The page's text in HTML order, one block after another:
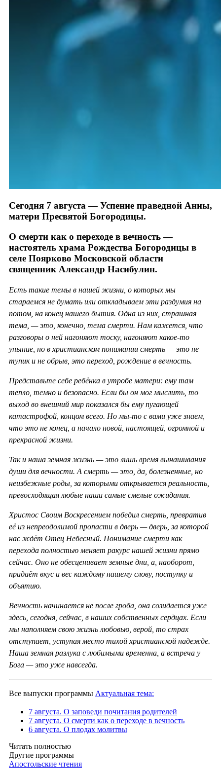
Сегодня 7 августа — Успение праведной Анны,
матери Пресвятой Богородицы.
О смерти как о переходе в вечность —
настоятель храма Рождества Богородицы в
селе Поярково Московской области
священник Александр Насибулин.
Есть такие темы в нашей жизни, о которых мы
стараемся не думать или откладываем эти раздумия на
потом, на конец нашего бытия. Одна из них, страшная
тема, — это, конечно, тема смерти. Нам кажется, что
разговоры о ней нагоняют тоску, нагоняют какое-то
уныние, но в христианском понимании смерть — это не
тупик и не обрыв, это переход, рождение в вечность.
Представьте себе ребёнка в утробе матери: ему там
тепло, темно и безопасно. Если бы он мог мыслить, то
выход во внешний мир показался бы ему пугающей
катастрофой, концом всего. Но мы-то с вами уже знаем,
что это не конец, а начало новой, настоящей, огромной и
прекрасной жизни.
Так и наша земная жизнь — это лишь время вынашивания
души для вечности. А смерть — это, да, болезненные, но
неизбежные роды, за которыми открывается реальность,
превосходящая любые наши самые смелые ожидания.
Христос Своим Воскресением победил смерть, превратив
её из непреодолимой пропасти в дверь — дверь, за которой
нас ждёт Отец Небесный. Понимание смерти как
перехода полностью меняет ракурс нашей жизни прямо
сейчас. Оно не обесценивает земные дни, а, наоборот,
придаёт вкус и вес каждому нашему слову, поступку и
объятию.
Вечность начинается не после гроба, она созидается уже
здесь, сегодня, сейчас, в наших собственных сердцах. Если
мы наполняем свою жизнь любовью, верой, то страх
отступает, уступая место тихой христианской надежде.
Наша земная разлука с любимыми временна, а встреча у
Бога — это уже навсегда.
Все выпуски программы Актуальная тема:
7 августа. О заповеди почитания родителей
7 августа. О смерти как о переходе в вечность
6 августа. О плодах молитвы
Читать полностью
Другие программы
Апостольские чтения